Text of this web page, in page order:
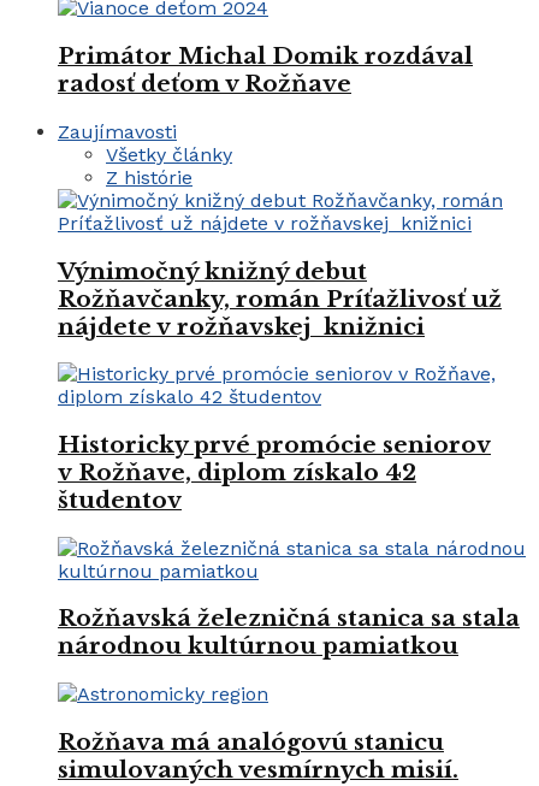
Primátor Michal Domik rozdával
radosť deťom v Rožňave
Zaujímavosti
Všetky články
Z histórie
Výnimočný knižný debut
Rožňavčanky, román Príťažlivosť už
nájdete v rožňavskej knižnici
Historicky prvé promócie seniorov
v Rožňave, diplom získalo 42
študentov
Rožňavská železničná stanica sa stala
národnou kultúrnou pamiatkou
Rožňava má analógovú stanicu
simulovaných vesmírnych misií.